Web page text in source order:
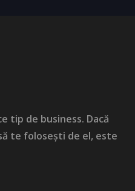
tip de business. Dacă
te folosești de el, este